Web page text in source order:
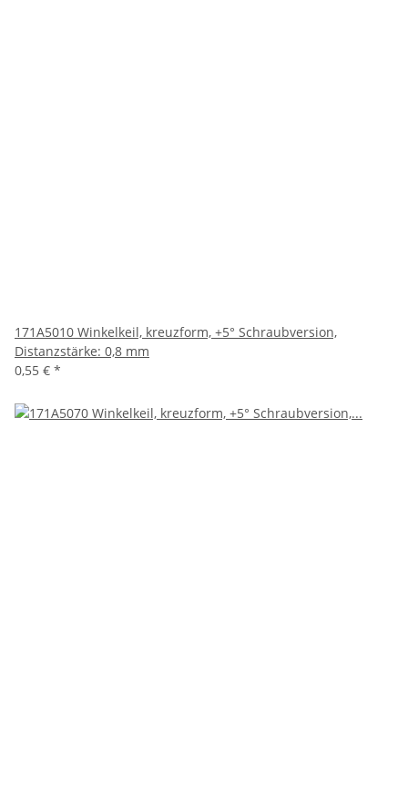
171A5010 Winkelkeil, kreuzform, +5° Schraubversion,
Distanzstärke: 0,8 mm
0,55 € *